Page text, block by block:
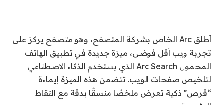
أطلق Arc الخاص بشركة المتصفح، وهو متصفح يركز على
تجربة ويب أقل فوضى، ميزة جديدة في تطبيق الهاتف
المحمول Arc Search الذي يستخدم الذكاء الاصطناعي
لتلخيص صفحات الويب. تتضمن هذه الميزة إيماءة
“قرص” ذكية تعرض ملخصًا منسقًا بدقة مع النقاط